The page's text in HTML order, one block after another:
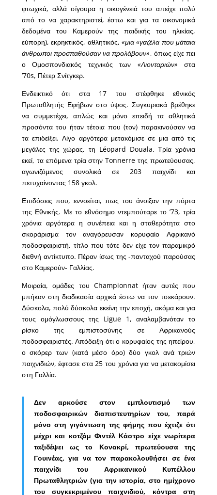
φτωχικά, αλλά σίγουρα η οικογένειά του απείχε πολύ
από το να χαρακτηριστεί, έστω και για τα οικονομικά
δεδομένα του Καμερούν της παιδικής του ηλικίας,
εύπορη), εκρηκτικός, αθλητικός, «μια «γαζέλα που μάταια
άνθρωποι προσπαθούσαν να προλάβουν», όπως είχε πει
ο Ομοσπονδιακός τεχνικός των «Λιονταριών» στα
’70s, Πέτερ Σνίτγκερ.
Ενδεικτικό ότι στα 17 του στέφθηκε εθνικός
Πρωταθλητής Εφήβων στο ύψος. Συγκυριακά βρέθηκε
να συμμετέχει, απλώς και μόνο επειδή τα αθλητικά
προσόντα του ήταν τέτοια που (τον) παρακινούσαν να
τα επιδείξει. Λίγο αργότερα μετακόμισε σε μια από τις
μεγάλες της χώρας, τη Léopard Douala. Τρία χρόνια
εκεί, τα επόμενα τρία στην Tonnerre της πρωτεύουσας,
αγωνιζόμενος συνολικά σε 203 παιχνίδι και
πετυχαίνοντας 158 γκολ.
Επιδόσεις που, εννοείται, πως του άνοιξαν την πόρτα
της Εθνικής. Με το εθνόσημο ντεμπούταρε το ’73, τρία
χρόνια αργότερα η συνέπεια και η σταθερότητα στο
σκοράρισμα τον αναγόρευσαν κορυφαίο Αφρικανό
ποδοσφαιριστή, τίτλο που τότε δεν είχε τον παραμικρό
διεθνή αντίκτυπο. Πέραν ίσως της -πανταχού παρούσας
στο Καμερούν- Γαλλίας.
Μοιραία, ομάδες του Championnat ήταν αυτές που
μπήκαν στη διαδικασία αρχικά έστω να τον τσεκάρουν.
Δύσκολα, πολύ δύσκολα εκείνη την εποχή, ακόμα και για
τους ομόγλωσσους της Ligue 1, αναλαμβανόταν το
ρίσκο της εμπιστοσύνης σε Αφρικανούς
ποδοσφαιριστές. Απόδειξη ότι ο κορυφαίος της ηπείρου,
ο σκόρερ των (κατά μέσο όρο) δύο γκολ ανά τριών
παιχνιδιών, έφτασε στα 25 του χρόνια για να μετακομίσει
στη Γαλλία.
Δεν αρκούσε στον εμπλουτισμό των
ποδοσφαιρικών διαπιστευτηρίων του, παρά
μόνο στη γιγάντωση της φήμης που έχτιζε ότι
μέχρι και κοτζάμ Φιντέλ Κάστρο είχε νωρίτερα
ταξιδέψει ως το Κονακρί, πρωτεύουσα της
Γουινέας, για να τον παρακολουθήσει σε ένα
παιχνίδι του Αφρικανικού Κυπέλλου
Πρωταθλητριών (για την ιστορία, στο ημίχρονο
του συγκεκριμένου παιχνιδιού, κόντρα στη